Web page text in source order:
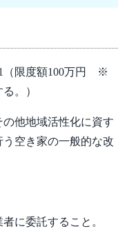
（限度額100万円 ※
。）
他地域活性化に資す
空き家の一般的な改
に委託すること。